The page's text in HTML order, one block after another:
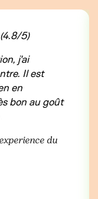
5)
j'ai
Il est
en
bon au goût
du